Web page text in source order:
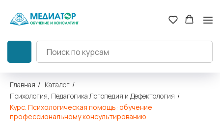
Главная / Каталог /
Психология, Педагогика Логопедия и Дефектология /
Курс. Психологическая помощь: обучение
профессиональному консультированию